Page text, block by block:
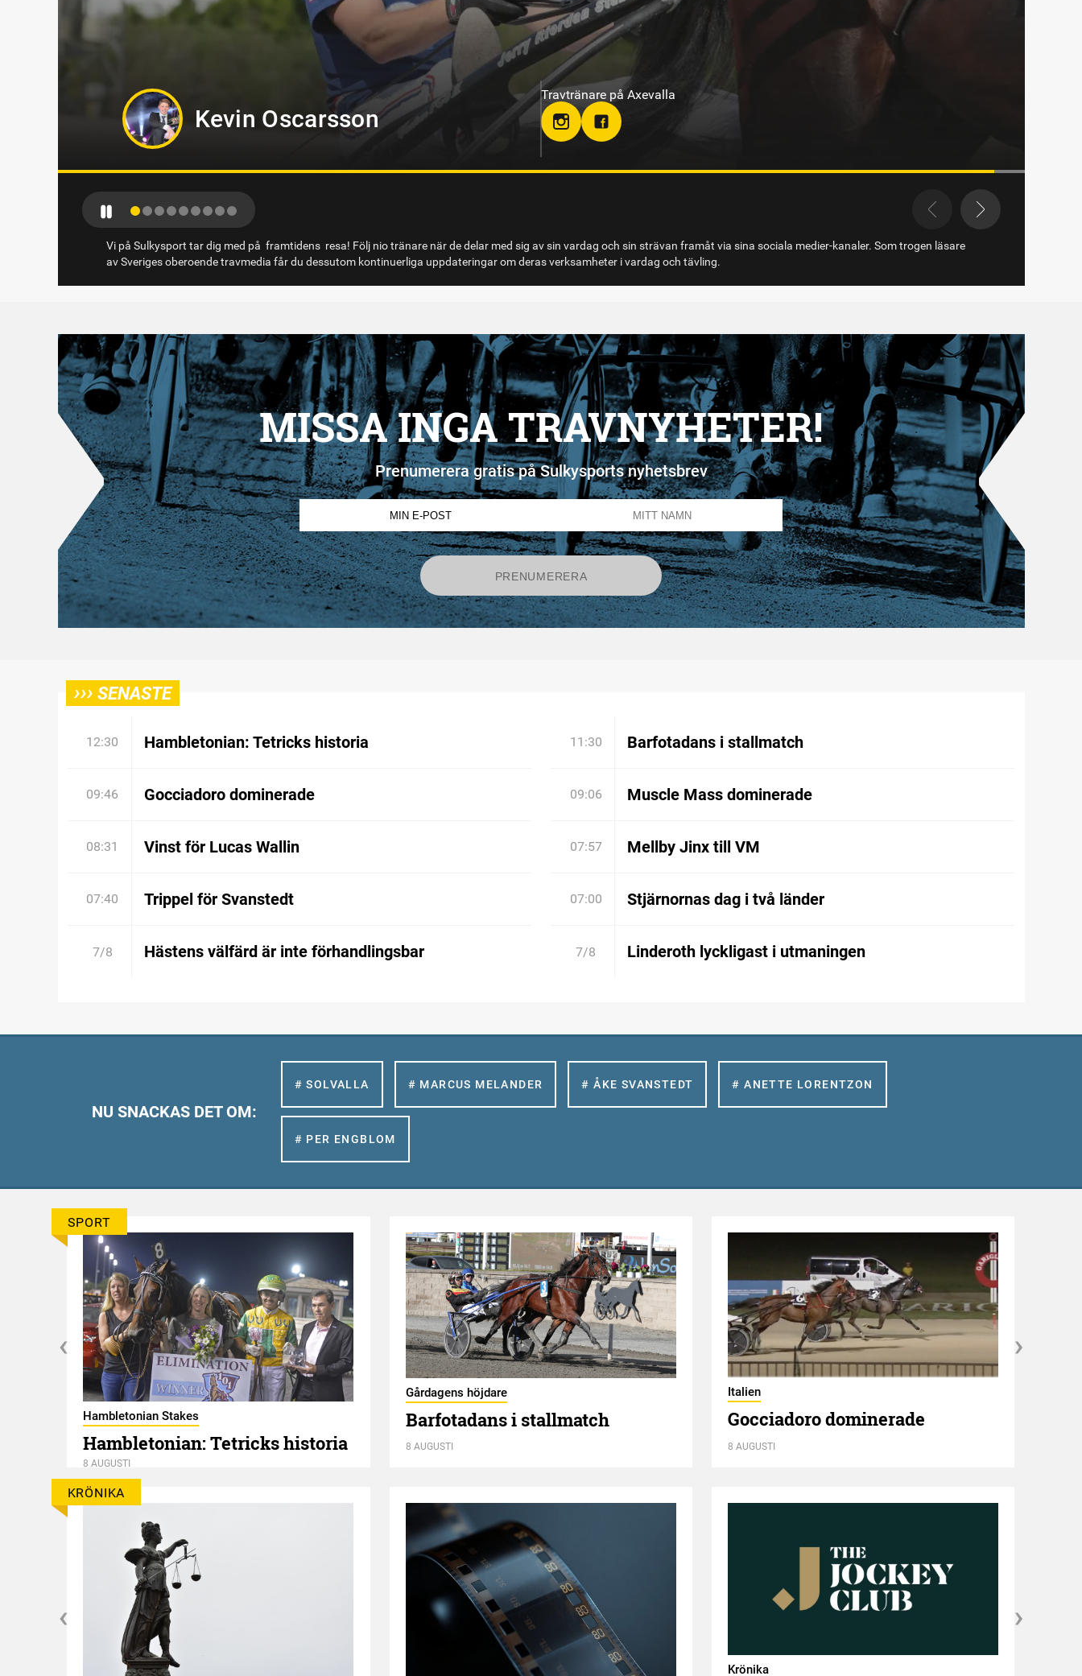
Markus B Svedberg
Travtränare på Sundbyholmstravet i Eskilstuna
Vi på Sulkysport tar dig med på framtidens resa! Följ nio tränare när de delar med sig av sin vardag och sin strävan framåt via sina sociala medier-kanaler. Som trogen läsare
av Sveriges oberoende travmedia får du dessutom kontinuerliga uppdateringar om deras verksamheter i vardag och tävling.
MISSA INGA TRAVNYHETER!
Prenumerera gratis på Sulkysports nyhetsbrev
››› SENASTE
12:30 Hambletonian: Tetricks historia 11:30 Barfotadans i stallmatch
09:46 Gocciadoro dominerade 09:06 Muscle Mass dominerade
08:31 Vinst för Lucas Wallin 07:57 Mellby Jinx till VM
07:40 Trippel för Svanstedt 07:00 Stjärnornas dag i två länder
7/8 Hästens välfärd är inte förhandlingsbar 7/8 Linderoth lyckligast i utmaningen
NU SNACKAS DET OM:
# SOLVALLA # MARCUS MELANDER # ÅKE SVANSTEDT # ANETTE LORENTZON
# PER ENGBLOM
SPORT
Hambletonian Stakes
Hambletonian: Tetricks historia
8 AUGUSTI
Gårdagens höjdare
Barfotadans i stallmatch
8 AUGUSTI
Italien
Gocciadoro dominerade
8 AUGUSTI
KRÖNIKA
Krönika